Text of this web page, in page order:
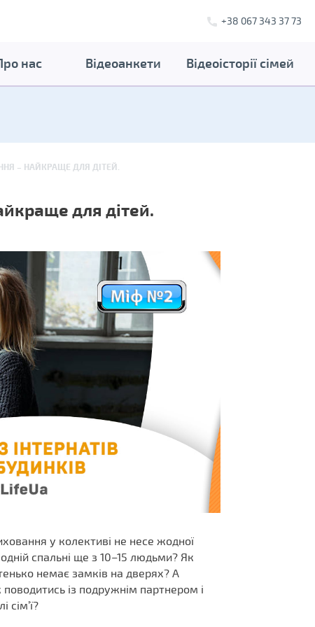
+38 067 343 37 73
нас Відеоанкети Відеоісторії сімей
– НАЙКРАЩЕ ДЛЯ ДІТЕЙ.
для дітей.
у колективі не несе жодної
спальні ще з 10–15 людьми? Як
немає замків на дверях? А
із подружнім партнером і
сім’ї?